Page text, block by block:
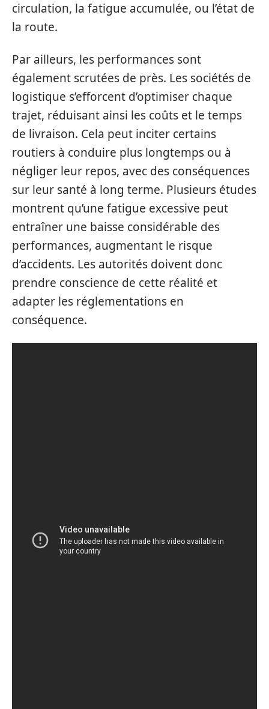
circulation, la fatigue accumulée, ou l’état de
la route.
Par ailleurs, les performances sont
également scrutées de près. Les sociétés de
logistique s’efforcent d’optimiser chaque
trajet, réduisant ainsi les coûts et le temps
de livraison. Cela peut inciter certains
routiers à conduire plus longtemps ou à
négliger leur repos, avec des conséquences
sur leur santé à long terme. Plusieurs études
montrent qu’une fatigue excessive peut
entraîner une baisse considérable des
performances, augmentant le risque
d’accidents. Les autorités doivent donc
prendre conscience de cette réalité et
adapter les réglementations en
conséquence.